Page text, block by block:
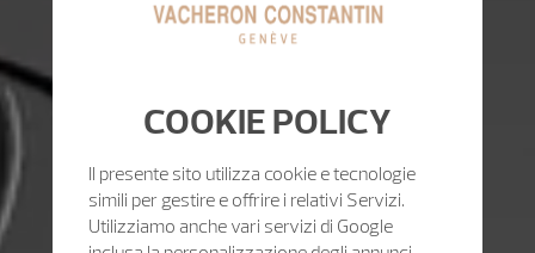
COOKIE POLICY
Il presente sito utilizza cookie e tecnologie
simili per gestire e offrire i relativi Servizi.
Utilizziamo anche vari servizi di Google